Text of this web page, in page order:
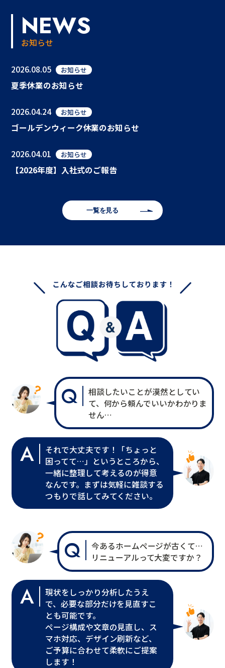
NEWS
お知らせ
2026.08.05 お知らせ
夏季休業のお知らせ
2026.04.24 お知らせ
ゴールデンウィーク休業のお知らせ
2026.04.01 お知らせ
【2026年度】入社式のご報告
一覧を見る
Q
相談したいことが漠然としてい
て、何から頼んでいいかわかりま
せん…
A
それで大丈夫です！「ちょっと
困ってて…」というところから、
一緒に整理して考えるのが得意
なんです。まずは気軽に雑談する
つもりで話してみてください。
Q
今あるホームページが古くて…
リニューアルって大変ですか？
A
現状をしっかり分析したうえ
で、必要な部分だけを見直すこ
とも可能です。
ページ構成や文章の見直し、ス
マホ対応、デザイン刷新など、
ご予算に合わせて柔軟にご提案
します！